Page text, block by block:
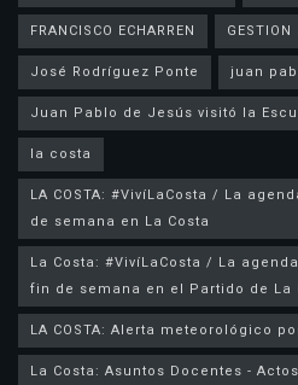
FRANCISCO ECHARREN
José Rodríguez Ponte
juan
la costa
LA COSTA: #VivíLaCosta / La
de semana en La Costa
La Costa: #VivíLaCosta / La
fin de semana en el Partido de La
LA COSTA: Alerta meteorológico
La Costa: Asuntos Docentes -